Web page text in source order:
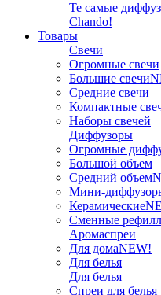
Те самые
Chando!
Товары
Свечи
Огромные свечи
Большие свечи
Средние свечи
Компактные
Наборы свечей
Диффузоры
Огромные
Большой объем
Средний объем
Мини-
Керамические
Сменные
Аромаспреи
Для домаNEW!
Для белья
Для белья
Спреи для белья